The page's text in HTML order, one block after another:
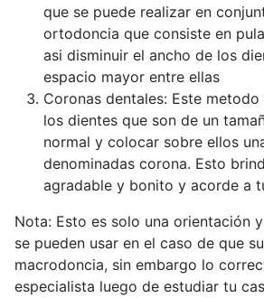
que se puede realizar en
ortodoncia que consiste en
asi disminuir el ancho de los
espacio mayor entre ellas
Coronas dentales: Este
los dientes que son de un
normal y colocar sobre ellos
denominadas corona. Esto
agradable y bonito y acorde a
Nota: Esto es solo una orientación
se pueden usar en el caso de que
macrodoncia, sin embargo lo
especialista luego de estudiar tu